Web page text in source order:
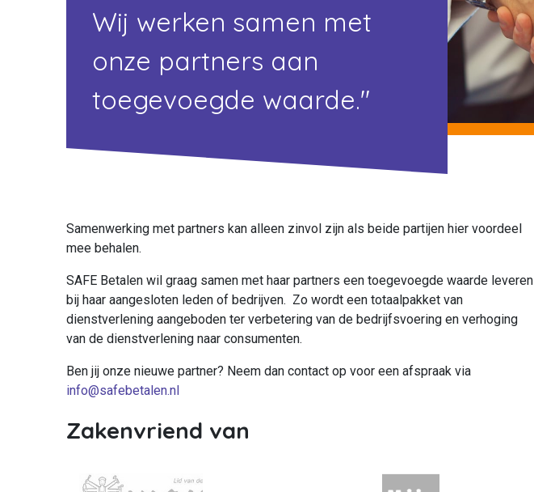
Wij werken samen met
onze partners aan
toegevoegde waarde."
Samenwerking met partners kan alleen zinvol zijn als beide partijen hier voordeel
mee behalen.
SAFE Betalen wil graag samen met haar partners een toegevoegde waarde leveren
bij haar aangesloten leden of bedrijven. Zo wordt een totaalpakket van
dienstverlening aangeboden ter verbetering van de bedrijfsvoering en verhoging
van de dienstverlening naar consumenten.
Ben jij onze nieuwe partner? Neem dan contact op voor een afspraak via
info@safebetalen.nl
Zakenvriend van